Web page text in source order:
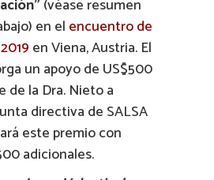
(véase resumen
en el encuentro de
en Viena, Austria. El
un apoyo de US$500
de la Dra. Nieto a
directiva de SALSA
este premio con
adicionales.